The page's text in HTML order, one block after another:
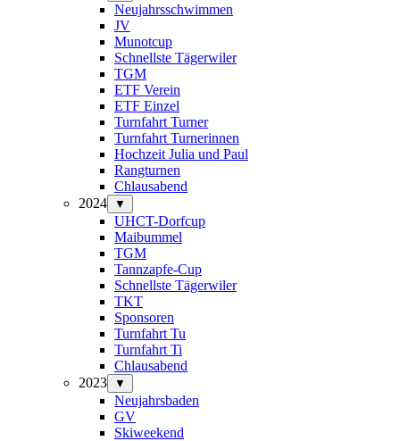
Neujahrsschwimmen
JV
Munotcup
Schnellste Tägerwiler
TGM
ETF Verein
ETF Einzel
Turnfahrt Turner
Turnfahrt Turnerinnen
Hochzeit Julia und Paul
Rangturnen
Chlausabend
2024
▼
UHCT-Dorfcup
Maibummel
TGM
Tannzapfe-Cup
Schnellste Tägerwiler
TKT
Sponsoren
Turnfahrt Tu
Turnfahrt Ti
Chlausabend
2023
▼
Neujahrsbaden
GV
Skiweekend